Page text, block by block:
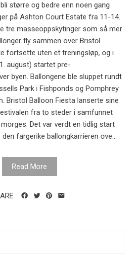
større og bedre enn noen gang
på Ashton Court Estate fra 11-14.
tre masseoppskytinger som så mer
fly sammen over Bristol.
fortsette uten et treningsløp, og i
august) startet pre-
byen. Ballongene ble sluppet rundt
Park i Fishponds og Pomphrey
Bristol Balloon Fiesta lanserte sine
fra to steder i samfunnet
Det var verdt en tidlig start
fargerike ballongkarrieren ove...
Read More